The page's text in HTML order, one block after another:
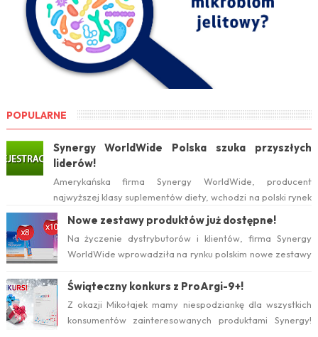
POPULARNE
Synergy WorldWide Polska szuka przyszłych
liderów!
Amerykańska firma Synergy WorldWide, producent
najwyższej klasy suplementów diety, wchodzi na polski rynek
już w tym roku. Serwis internetow...
Nowe zestawy produktów już dostępne!
Na życzenie dystrybutorów i klientów, firma Synergy
WorldWide wprowadziła na rynku polskim nowe zestawy
Świąteczny konkurs z ProArgi-9+!
Z okazji Mikołajek mamy niespodziankę dla wszystkich
konsumentów zainteresowanych produktami Synergy!